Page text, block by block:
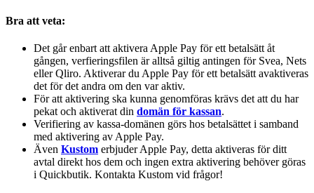
Bra att veta:
Det går enbart att aktivera Apple Pay för ett betalsätt åt
gången, verfieringsfilen är alltså giltig antingen för Svea, Nets
eller Qliro. Aktiverar du Apple Pay för ett betalsätt avaktiveras
det för det andra om den var aktiv.
För att aktivering ska kunna genomföras krävs det att du har
pekat och aktiverat din domän för kassan.
Verifiering av kassa-domänen görs hos betalsättet i samband
med aktivering av Apple Pay.
Även Kustom erbjuder Apple Pay, detta aktiveras för ditt
avtal direkt hos dem och ingen extra aktivering behöver göras
i Quickbutik. Kontakta Kustom vid frågor!